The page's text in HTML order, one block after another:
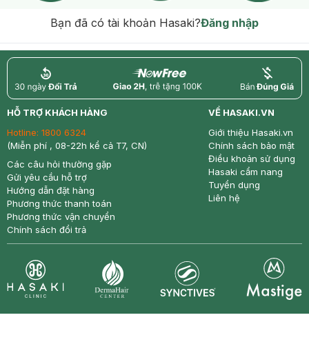
Bạn đã có tài khoản Hasaki?Đăng nhập
return nowfree price
HỖ TRỢ KHÁCH HÀNG
Hotline: 1800 6324
(Miễn phí , 08-22h kể cả T7, CN)
Các câu hỏi thường gặp
Gửi yêu cầu hỗ trợ
Hướng dẫn đặt hàng
Phương thức thanh toán
Phương thức vận chuyển
Chính sách đổi trả
VỀ HASAKI.VN
Giới thiệu Hasaki.vn
Chính sách bảo mật
Điều khoản sử dụng
Hasaki cẩm nang
Tuyển dụng
Liên hệ